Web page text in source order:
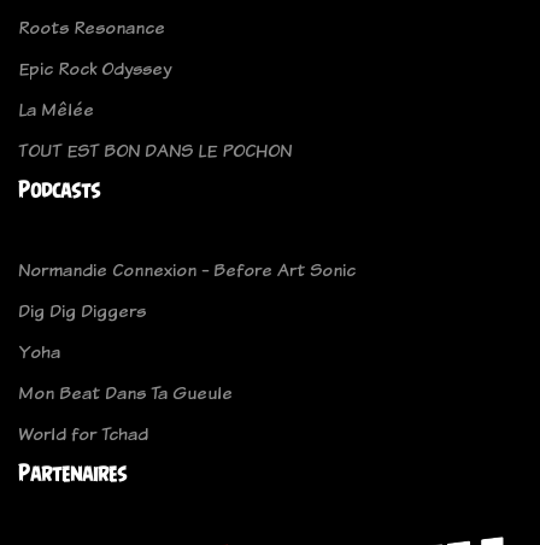
Roots Resonance
Epic Rock Odyssey
La Mêlée
TOUT EST BON DANS LE POCHON
Podcasts
Normandie Connexion - Before Art Sonic
Dig Dig Diggers
Yoha
Mon Beat Dans Ta Gueule
World for Tchad
Partenaires